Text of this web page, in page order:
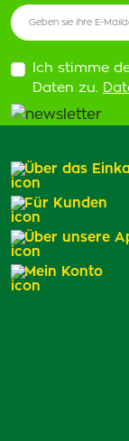
Ich stimme
Daten zu.
Über das
Für Kunden
Über unsere
Mein Konto